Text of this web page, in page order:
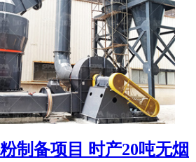
制备项目 时产20吨无烟